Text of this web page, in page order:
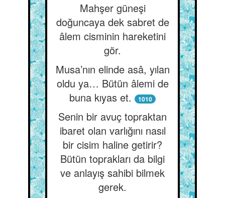
Mahşer güneşi
doğuncaya dek sabret de
âlem cisminin hareketini
gör.
Musa’nın elinde asâ, yılan
oldu ya… Bütün âlemi de
buna kıyas et.
1010
Senin bir avuç topraktan
ibaret olan varlığını nasıl
bir cisim haline getirir?
Bütün toprakları da bilgi
ve anlayış sahibi bilmek
gerek.